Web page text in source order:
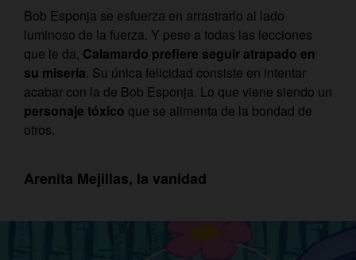
Bob Esponja se esfuerza en arrastrarlo al lado
luminoso de la fuerza. Y pese a todas las lecciones
que le da, Calamardo prefiere seguir atrapado en
su miseria. Su única felicidad consiste en intentar
acabar con la de Bob Esponja. Lo que viene siendo un
personaje tóxico que se alimenta de la bondad de
otros.
Arenita Mejillas, la vanidad